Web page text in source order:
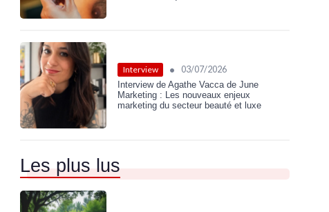
Interview • 03/07/2026
Interview de Agathe Vacca de June
Marketing : Les nouveaux enjeux
marketing du secteur beauté et luxe
Les plus lus